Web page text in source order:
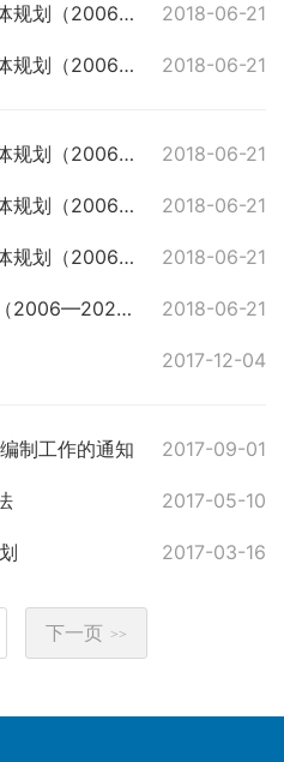
汨罗市罗江镇土地利用总体规划（2006—2020年）2016年调整完善方案 2018-06-21
汨罗市白塘镇土地利用总体规划（2006—2020年）2016年调整完善方案 2018-06-21
汨罗市新市镇土地利用总体规划（2006—2020年）2016年调整完善方案 2018-06-21
汨罗市汨罗镇土地利用总体规划（2006—2020年）2016年调整完善方案 2018-06-21
汨罗市归义镇土地利用总体规划（2006—2020年）2016年修订版 2018-06-21
汨罗市土地利用总体规划（2006—2020年）2016年修订版 2018-06-21
2017-12-04
制工作的通知 2017-09-01
2017-05-10
2017-03-16
下一页 >>